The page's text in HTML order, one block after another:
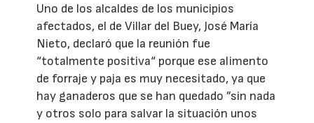
Uno de los alcaldes de los municipios
afectados, el de Villar del Buey, José María
Nieto, declaró que la reunión fue
“totalmente positiva“ porque ese alimento
de forraje y paja es muy necesitado, ya que
hay ganaderos que se han quedado ”sin nada
y otros solo para salvar la situación unos